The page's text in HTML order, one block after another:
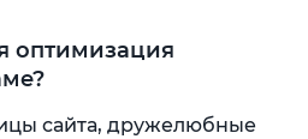
оптимизация
сайта, дружелюбные